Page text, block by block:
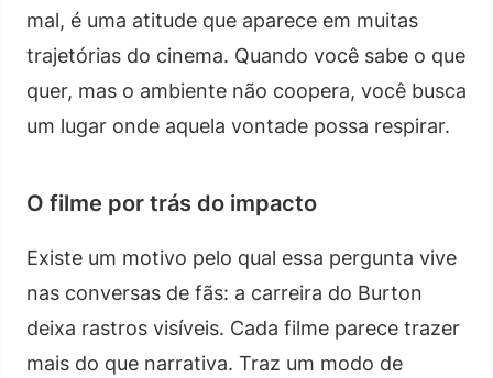
mal, é uma atitude que aparece em muitas
trajetórias do cinema. Quando você sabe o que
quer, mas o ambiente não coopera, você busca
um lugar onde aquela vontade possa respirar.
O filme por trás do impacto
Existe um motivo pelo qual essa pergunta vive
nas conversas de fãs: a carreira do Burton
deixa rastros visíveis. Cada filme parece trazer
mais do que narrativa. Traz um modo de